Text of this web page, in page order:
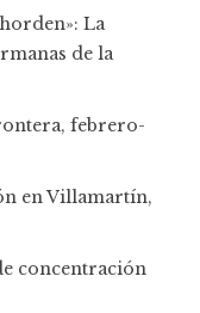
La
de la
febrero-
en Villamartín,
concentración